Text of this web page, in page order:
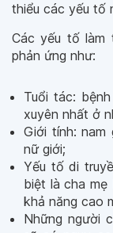
thiểu các yếu tố
Các yếu tố làm
phản ứng như:
Tuổi tác:
xuyên nhất ở
Giới tính:
nữ giới;
Yếu tố di
biệt là cha
khả năng cao
Những người